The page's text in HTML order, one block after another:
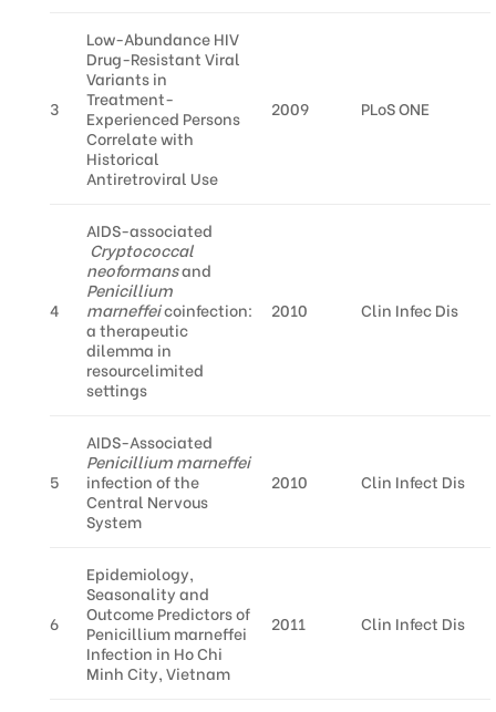
3
Low-Abundance HIV
Drug-Resistant Viral
Variants in
Treatment-
Experienced Persons
Correlate with
Historical
Antiretroviral Use
2009 PLoS ONE
4
AIDS-associated
Cryptococcal
neoformansand
Penicillium
marneffeicoinfection:
a therapeutic
dilemma in
resourcelimited
settings
2010 Clin Infec Dis
5
AIDS-Associated
Penicillium marneffei
infection of the
Central Nervous
System
2010 Clin Infect Dis
6
Epidemiology,
Seasonality and
Outcome Predictors of
Penicillium marneffei
Infection in Ho Chi
Minh City, Vietnam
2011 Clin Infect Dis